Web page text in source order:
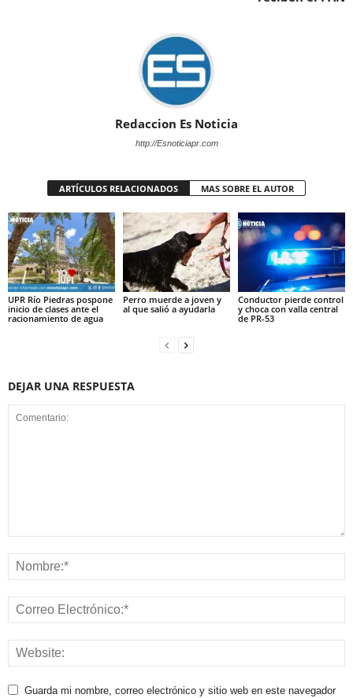
Redaccion Es Noticia
http://Esnoticiapr.com
ARTÍCULOS RELACIONADOS MAS SOBRE EL AUTOR
UPR Río Piedras pospone
inicio de clases ante el
racionamiento de agua
Perro muerde a joven y
al que salió a ayudarla
Conductor pierde control
y choca con valla central
de PR-53
DEJAR UNA RESPUESTA
Guarda mi nombre, correo electrónico y sitio web en este navegador